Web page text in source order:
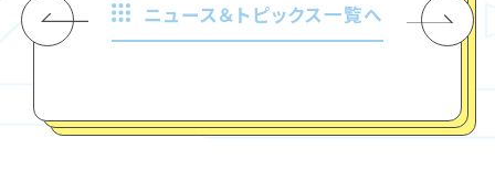
ニュース＆トピックス一覧へ